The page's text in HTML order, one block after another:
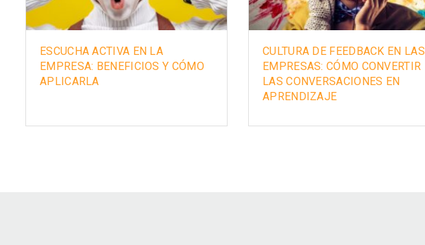
ESCUCHA ACTIVA EN LA
EMPRESA: BENEFICIOS Y CÓMO
APLICARLA
CULTURA DE FEEDBACK EN LAS
EMPRESAS: CÓMO CONVERTIR
LAS CONVERSACIONES EN
APRENDIZAJE